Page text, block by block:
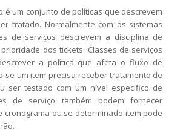
é um conjunto de políticas que descrevem
tratado. Normalmente com os sistemas
de serviços descrevem a disciplina de
dos tickets. Classes de serviços
a política que afeta o fluxo de
se um item precisa receber tratamento de
ser testado com um nível específico de
de serviço também podem fornecer
cronograma ou se determinado item pode